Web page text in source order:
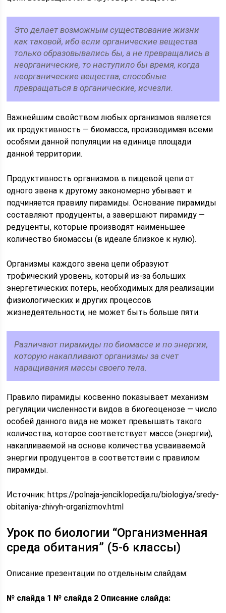
Это делает возможным существование жизни
как таковой, ибо если органические вещества
только образовывались бы, а не превращались в
неорганические, то наступило бы время, когда
неорганические вещества, способные
превращаться в органические, исчезли.
Важнейшим свойством любых организмов является
их продуктивность — биомасса, производимая всеми
особями данной популяции на единице площади
данной территории.
Продуктивность организмов в пищевой цепи от
одного звена к другому закономерно убывает и
подчиняется правилу пирамиды. Основание пирамиды
составляют продуценты, а завершают пирамиду —
редуценты, которые производят наименьшее
количество биомассы (в идеале близкое к нулю).
Организмы каждого звена цепи образуют
трофический уровень, который из-за больших
энергетических потерь, необходимых для реализации
физиологических и других процессов
жизнедеятельности, не может быть больше пяти.
Различают пирамиды по биомассе и по энергии,
которую накапливают организмы за счет
наращивания массы своего тела.
Правило пирамиды косвенно показывает механизм
регуляции численности видов в биогеоценозе — число
особей данного вида не может превышать такого
количества, которое соответствует массе (энергии),
накапливаемой на основе количества усваиваемой
энергии продуцентов в соответствии с правилом
пирамиды.
Источник:https://polnaja-jenciklopedija.ru/biologiya/sredy-
obitaniya-zhivyh-organizmov.html
Урок по биологии “Организменная
среда обитания” (5-6 классы)
Описание презентации по отдельным слайдам:
№ слайда 1 № слайда 2 Описание слайда: